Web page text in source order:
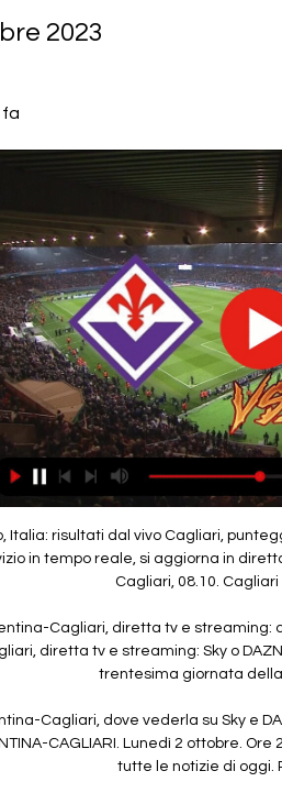
2023
fa
Arena di Cagliari. Arbitro di Cagliari - Fiorentina sarà Maurizio Mariani coadiuvato da Valerio Colarossi e Giacomo Paganessi. Al VAR invece ci sarà Gianluca Manganiello. Attualmente il Cagliari si trova 15° in classifica con 36 punti (frutto di 9 vittorie, 9 pareggi e 18 sconfitte); invece la Fiorentina si trova 13° in classifica con 39 punti (frutto di 9 vittorie, 12 pareggi e 15 sconfitte). Il Cagliari ha segnato 43 gol e ne ha subiti 58; la Fiorentina ha segnato 47 gol e ne ha subiti 57. 

19:57 69' SOSTITUZIONE CAGLIARI. Staffetta in mediana tra Marin e Deiola. 13:34 68' Punizione di Marin, Pezzella allontana di testa, l'azione prosegue, Milenkovic decisivo in chiusura di Joao Pedro. 19:56 67' AMMONITO Caceres, steso Lykogiannis al limite dell'area. 19:54 65' Iachini ha ridisegnato la viola con il 3-4-2-1: Bonaventura e Castrovilli alle spalle di Vlahovic. 

Diretta Fiorentina-Cagliari ore 15: come vederla in tv, in 24 ott 2021

20:24 90'+3' Castrovilli ottiene una punizione sulla sinistra, fallo di Duncan. 20:19 90'+1' Nandez centra dal fondo, Milenkovic non si fa superare da Joao Pedro. 20:18 90' Tre minuti di recupero. 20:17 89' Punizione di Duncan, colpo di testa di Ceppitelli, facile preda di Terracciano. 20:24 88' Forcing finale dei rossoblu, ottima copertura di Venuti su Cerri. 20:15 86' Subito Cerri in avanti, controllo sbagliato in area, Igor libera. 20:14 86' SOSTITUZIONE CAGLIARI. Semplici aumenta il carico offensivo: Cerri per Lykogiannis. 

(Sport in diretta<<<) Oggi Fiorentina Cagliari in diretta st 2 ore fa — Cagliari-Fiorentina, streaming gratis LIVE OGGI e diretta tv DAZN o SKY? Quest'oggi, alle ore 12. 30, alla “Unipol Domius”, il Cagliari di ...

(guarda online-) Oggi ACF Fiorentina Cagliari in diretta 2 o 3 ore fa — (guarda online-) Oggi ACF Fiorentina Cagliari in diretta 2 ottobre 2023 Mostra tutto · AC Milan U19 AC Milan U19 · Atalanta U19 Atalanta U19 ...

Fiorentina-Cagliari, dove vedere la gara di Serie A: Sky, NOW 1 giorno fa — Di scena allo "Stadio Artemio Franchi" di Firenze, la squadra di Vincenzo Italiano affronta il Cagliari di Claudio Ranieri. Diretta TV e live ...

preview | Sky Sport 

Cagliari - Fiorentina Primavera oggi alle 11 30 ago 2022

[[[in linea@]]] Diretta Fiorentina - Cagliari in tv 2 ottobr | Group 3 ore fa — 23 gen 2022 — Diretta Cagliari-Fiorentina ore 12.30: dove vederla in tv, in streaming e formazioni ufficiali. All'Unipol Domus Mazzarri va a ...

Dove vedere Fiorentina-Cagliari in tv e streaming 16 ore fa — PARTITA – “Non era facile oggi, abbiamo difeso bene il gol di vantaggio e siamo riusciti a raddoppiare”. MOURINHO – “Il mister mi conosce ...

18:58 27' AMMONITO Pulgar, fallo tattico su Nainggolan. 18:57 26' Errore di Pezzella, Pulgar spende il giallo. 18:57 24' Nessuna delle due squadre tende a scoprirsi, la palla ristagna sulla mediana. 18:55 22' Nainggolan si defila sulla destra, cross mal calibrato. 18:52 20' Ritmi blandi, la gara stenta a decollare. 18:50 18' Kouame cerca Vlahovic in area, anticipato da Marin. 18:48 17' Cross di Lykogiannis, Milenkovic libera l'area. 18:47 15' I viola guadagnano campo senza trovare spazi per affondare. 18:45 13' Da corner, Caceres impatta malamente di testa, ampiamente a lato. 18:43 12' Batte Pulgar, Joao Pedro di testa concede il primo angolo della gara. 

18:42 10' Godin da terra stende Kouame, punizione dalla trequarti per i viola. 18:42 8' Possesso dei rossoblu, i viola attendono nella propria metà campo. 18:38 6' Kouame scende sulla destra, Ceppitelli allontana di testa. 18:36 4' Duncan a terra, gioco fermo per qualche istante. 18:34 2' Lancio per Joao Pedro che centra dalla sinistra, colpo di testa di Pavoletti, alto. 18:32 1' INIZIA Cagliari-Fiorentina, palla ai viola. 18:30 Terminano le fasi di riscaldamento, a breve l'inizio della gara diretta da Mariani. 

Serie A, quarta giornata: dove vedere Cagliari-Udinese in tv 14 set 2023 — Serie A, quarta giornata: dove vedere Cagliari Calcio-Udinese Calcio in diretta in TV e streaming, Sky, Dazn.

Fiorentina - Cagliari: diretta live Serie A Calcio 02/10/2023 32 minuti fa

Fiorentina - Cagliari risultati in diretta, risultati H2H e Al momento, Fiorentina è 7°, mentre Cagliari è 20° in classifica. Stai cercando un confronto tra i migliori giocatori delle due squadre?

Cagliari-Fiorentina 0-0: risultato finale e highlightsSERIE A CLASSIFICA CALENDARIO MARCATORI PROBABILI FORMAZIONI INDISPONIBILI SQUADRE GIOCATORI SERIE A Stadio Sardegna Arena di Cagliari12 Maggio 2021 ore 18:30